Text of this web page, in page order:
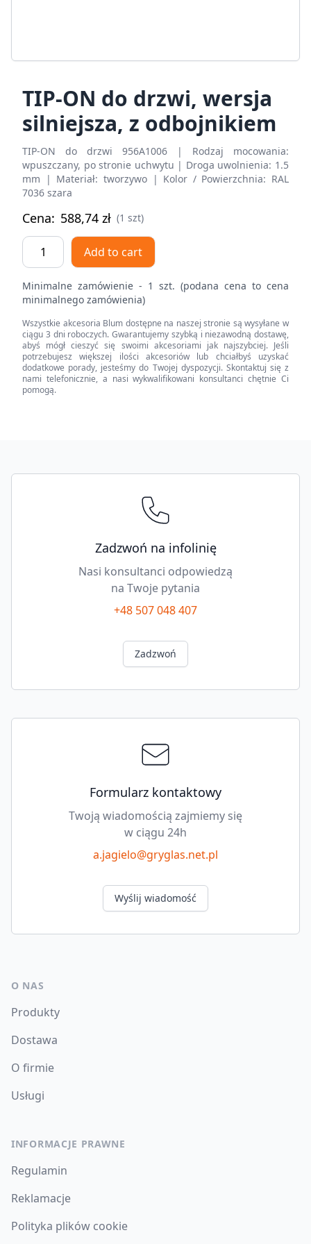
TIP-ON do drzwi, wersja
silniejsza, z odbojnikiem
TIP-ON do drzwi 956A1006 | Rodzaj mocowania:
wpuszczany, po stronie uchwytu | Droga uwolnienia: 1.5
mm | Materiał: tworzywo | Kolor / Powierzchnia: RAL
7036 szara
Cena: 588,74 zł (1 szt)
TIP-
ON
drzwi,
silniejsza,
z
odbojnikiem
quantity
Add to cart
Minimalne zamówienie - 1 szt. (podana cena to cena
minimalnego zamówienia)
Wszystkie akcesoria Blum dostępne na naszej stronie są wysyłane w
ciągu 3 dni roboczych. Gwarantujemy szybką i niezawodną dostawę,
abyś mógł cieszyć się swoimi akcesoriami jak najszybciej. Jeśli
potrzebujesz większej ilości akcesoriów lub chciałbyś uzyskać
dodatkowe porady, jesteśmy do Twojej dyspozycji. Skontaktuj się z
nami telefonicznie, a nasi wykwalifikowani konsultanci chętnie Ci
pomogą.
Zadzwoń na infolinię
Nasi konsultanci odpowiedzą
na Twoje pytania
+48 507 048 407
Zadzwoń
Formularz kontaktowy
Twoją wiadomością zajmiemy się
w ciągu 24h
a.jagielo@gryglas.net.pl
Wyślij wiadomość
O NAS
Produkty
Dostawa
O firmie
Usługi
INFORMACJE PRAWNE
Regulamin
Reklamacje
Polityka plików cookie